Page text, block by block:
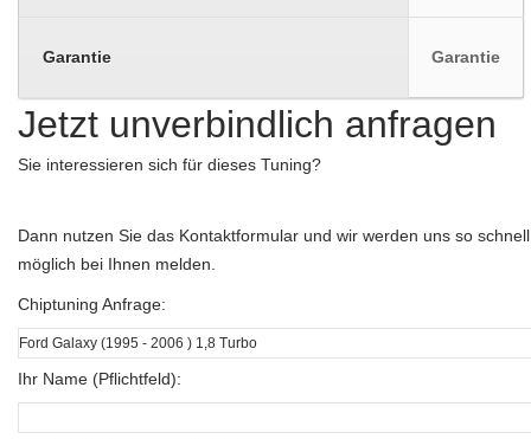
Garantie Garantie
Jetzt unverbindlich anfragen
Sie interessieren sich für dieses Tuning?
Dann nutzen Sie das Kontaktformular und wir werden uns so
möglich bei Ihnen melden.
Chiptuning Anfrage:
Ihr Name (Pflichtfeld):